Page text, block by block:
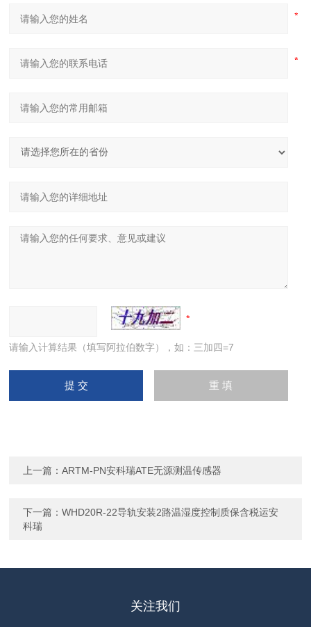
请输入计算结果（填写阿拉伯数字），如：三加四=7
上一篇：ARTM-PN安科瑞ATE无源测温传感器
下一篇：WHD20R-22导轨安装2路温湿度控制质保含税运安
科瑞
关注我们